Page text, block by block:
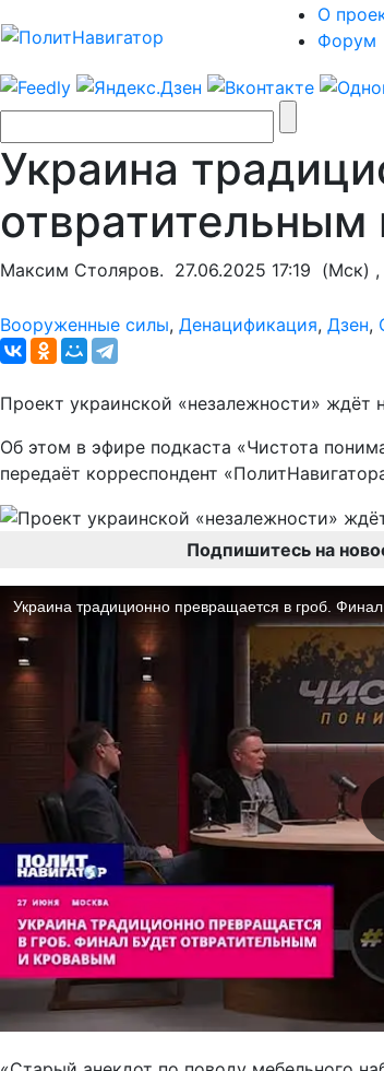
О
Форум
Украина
Максим Столяров. 27.06.2025 17:19 (Мск) ,
Вооруженные силы, Денацификация, Дзен,
Проект украинской «незалежности»
Об этом в эфире подкаста «Чистота
передаёт корреспондент
Подпишитесь на